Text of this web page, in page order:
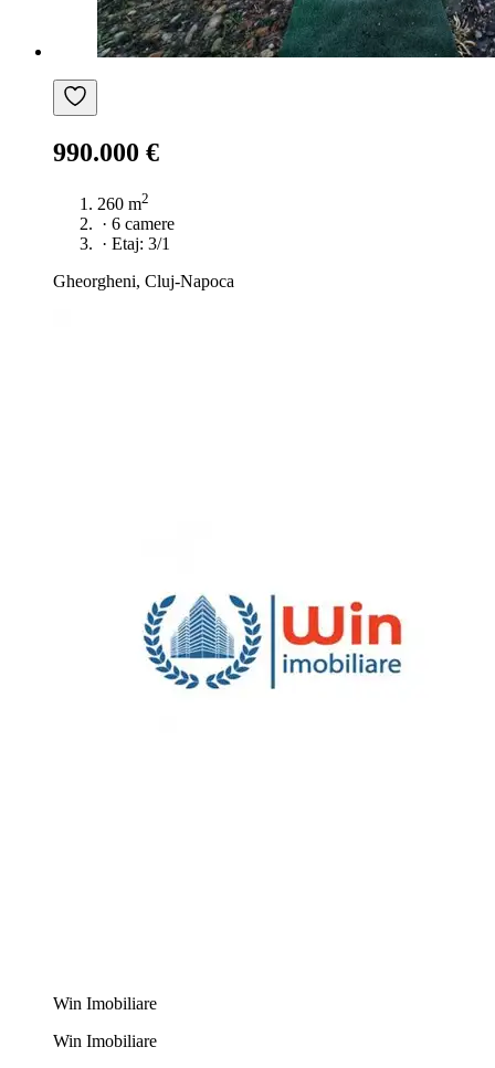
990.000 €
260 m2
· 6 camere
· Etaj: 3/1
Gheorgheni, Cluj-Napoca
Win Imobiliare
Win Imobiliare